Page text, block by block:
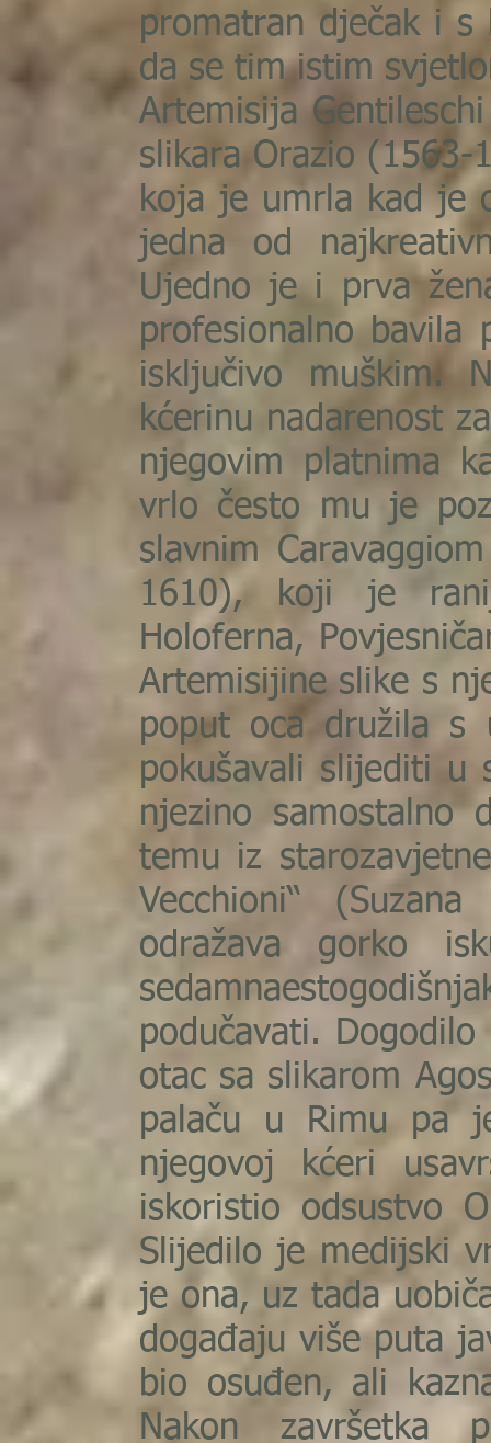
promatran dječak i
da se tim istim
Artemisija
slikara Orazio (1563-
koja je umrla kad je
jedna od
Ujedno je i prva
profesionalno bavila
isključivo muškim.
kćerinu nadarenost
njegovim platnima
vrlo često mu je
slavnim
1610), koji je
Holoferna,
Artemisijine slike s
poput oca družila s
pokušavali slijediti u
njezino samostalno
temu iz
Vecchioni“
odražava gorko
podučavati.
otac sa slikarom
palaču u Rimu pa
njegovoj kćeri
iskoristio odsustvo
Slijedilo je medijski
je ona, uz tada
događaju više puta
bio osuđen, ali
Nakon završetka